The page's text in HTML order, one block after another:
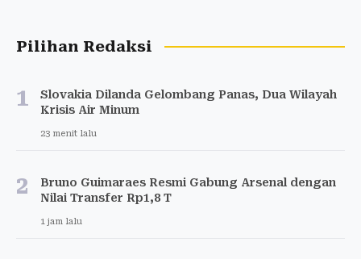
Pilihan Redaksi
1
Slovakia Dilanda Gelombang Panas, Dua Wilayah
Krisis Air Minum
23 menit lalu
2
Bruno Guimaraes Resmi Gabung Arsenal dengan
Nilai Transfer Rp1,8 T
1 jam lalu